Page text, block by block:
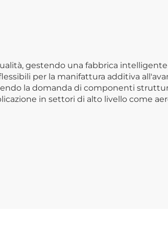
gestendo una fabbrica
per la manifattura additiva
la domanda di componenti
in settori di alto livello come